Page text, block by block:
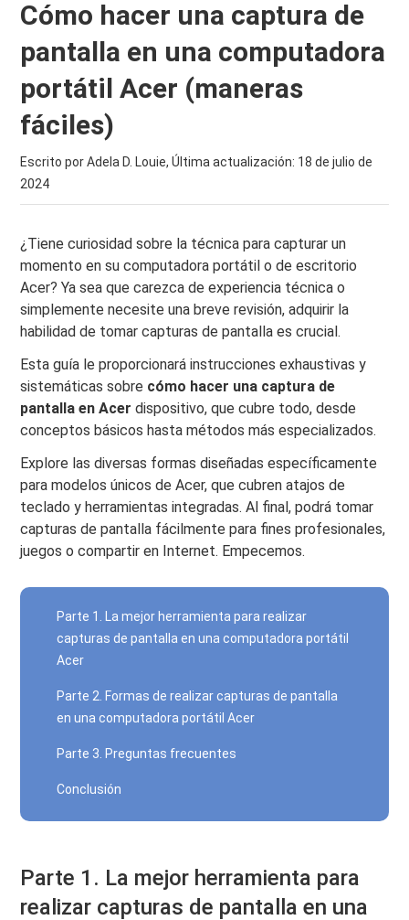
Cómo hacer una captura de
pantalla en una computadora
portátil Acer (maneras
fáciles)
Escrito por Adela D. Louie, Última actualización: 18 de julio de
2024
¿Tiene curiosidad sobre la técnica para capturar un
momento en su computadora portátil o de escritorio
Acer? Ya sea que carezca de experiencia técnica o
simplemente necesite una breve revisión, adquirir la
habilidad de tomar capturas de pantalla es crucial.
Esta guía le proporcionará instrucciones exhaustivas y
sistemáticas sobre cómo hacer una captura de
pantalla en Acer dispositivo, que cubre todo, desde
conceptos básicos hasta métodos más especializados.
Explore las diversas formas diseñadas específicamente
para modelos únicos de Acer, que cubren atajos de
teclado y herramientas integradas. Al final, podrá tomar
capturas de pantalla fácilmente para fines profesionales,
juegos o compartir en Internet. Empecemos.
Parte 1. La mejor herramienta para realizar
capturas de pantalla en una computadora portátil
Acer
Parte 2. Formas de realizar capturas de pantalla
en una computadora portátil Acer
Parte 3. Preguntas frecuentes
Conclusión
Parte 1. La mejor herramienta para
realizar capturas de pantalla en una